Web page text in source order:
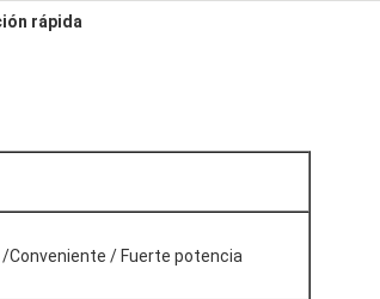
rápida
Conveniente / Fuerte potencia